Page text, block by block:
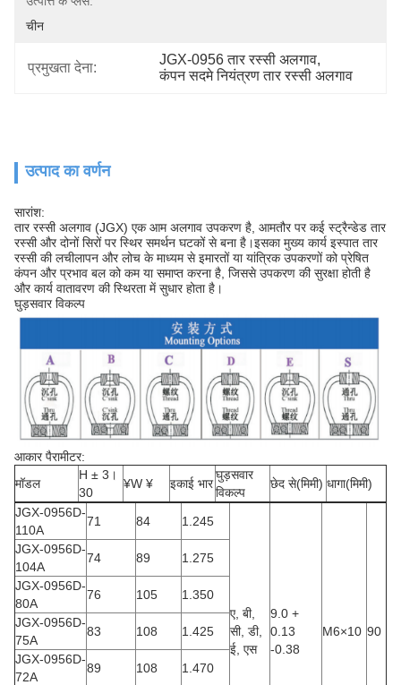
चीन
प्रमुखता देना:
JGX-0956 तार रस्सी अलगाव,
कंपन सदमे नियंत्रण तार रस्सी अलगाव
उत्पाद का वर्णन
सारांश:
तार रस्सी अलगाव (JGX) एक आम अलगाव उपकरण है, आमतौर पर कई स्ट्रैन्डेड तार
रस्सी और दोनों सिरों पर स्थिर समर्थन घटकों से बना है।इसका मुख्य कार्य इस्पात तार
रस्सी की लचीलापन और लोच के माध्यम से इमारतों या यांत्रिक उपकरणों को प्रेषित
कंपन और प्रभाव बल को कम या समाप्त करना है, जिससे उपकरण की सुरक्षा होती है
और कार्य वातावरण की स्थिरता में सुधार होता है।
घुड़सवार विकल्प
आकार पैरामीटर:
मॉडल
H ± 3।
30
¥W ¥ इकाई भार
घुड़सवार
विकल्प
छेद से(मिमी) धागा(मिमी)
JGX-0956D-
110A
71 84 1.245
ए, बी,
सी, डी,
ई, एस
9.0 +
0.13
-0.38
M6×10 90
JGX-0956D-
104A
74 89
1.275
JGX-0956D-
80A
76 105
1.350
JGX-0956D-
75A
83 108
1.425
JGX-0956D-
72A
89 108
1.470